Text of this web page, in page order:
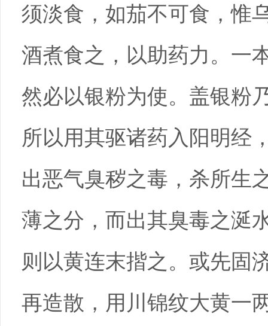
须淡食，如茄不可食，惟
酒煮食之，以助药力。一
然必以银粉为使。盖银粉
所以用其驱诸药入阳明经
出恶气臭秽之毒，杀所生
薄之分，而出其臭毒之涎
则以黄连末揩之。或先固
再造散，用川锦纹大黄一